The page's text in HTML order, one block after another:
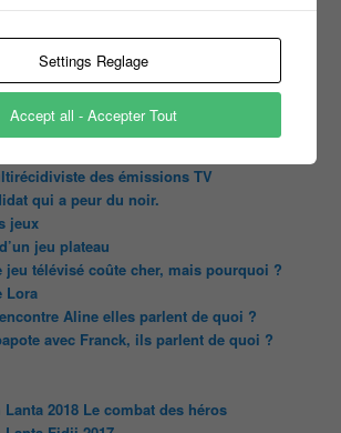
Les Paroles
veut prendre sa place
des émissions TV
qui a peur du noir.
jeux
jeu plateau
jeu télévisé coûte cher, mais pourquoi ?
Lora
Aline elles parlent de quoi ?
avec Franck, ils parlent de quoi ?
2018 Le combat des héros
Settings Reglage
Accept all - Accepter Tout